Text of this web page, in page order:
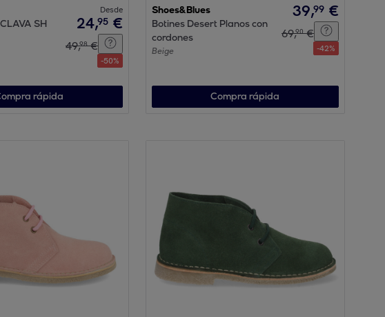
SH
Desde
24,95 €
49,98 €
-50%
rápida
Shoes&Blues
Botines Desert Planos con
cordones
Beige
39,99 €
69,90 €
-42%
Compra rápida